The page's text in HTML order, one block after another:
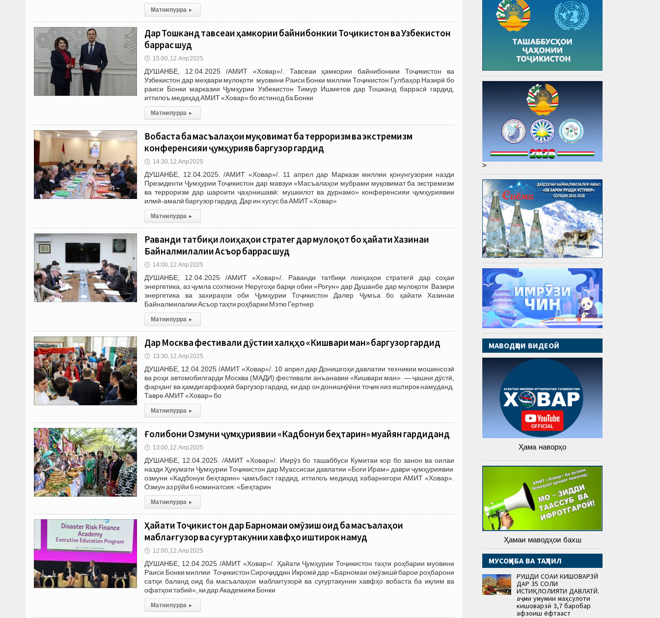
Матни пурра ▸
Дар Тошканд тавсеаи ҳамкории байнибонкии Тоҷикистон ва Узбекистон
баррасӣ шуд
🕔 15:00, 12.Апр 2025
ДУШАНБЕ, 12.04.2025 /АМИТ «Ховар»/. Тавсеаи ҳамкории байнибонкии Тоҷикистон ва
Узбекистон дар меҳвари мулоқоти муовини Раиси Бонки миллии Тоҷикистон Гулбаҳор Назирӣ бо
раиси Бонки марказии Ҷумҳурии Узбекистон Тимур Ишметов дар Тошканд баррасӣ гардид,
иттилоъ медиҳад АМИТ «Ховар» бо истинод ба Бонки
Матни пурра ▸
Вобаста ба масъалаҳои муқовимат ба терроризм ва экстремизм
конференсияи ҷумҳуриявӣ баргузор гардид
🕔 14:30, 12.Апр 2025
ДУШАНБЕ, 12.04.2025. /АМИТ «Ховар»/. 11 апрел дар Маркази миллии қонунгузории назди
Президенти Ҷумҳурии Тоҷикистон дар мавзуи «Масъалаҳои мубрами муқовимат ба экстремизм
ва терроризм дар шароити ҷаҳонишавӣ: мушкилот ва дурнамо» конференсияи ҷумҳуриявии
илмӣ-амалӣ баргузор гардид. Дар ин хусус ба АМИТ «Ховар»
Матни пурра ▸
Раванди татбиқи лоиҳаҳои стратегӣ дар мулоқот бо ҳайати Хазинаи
Байналмилалии Асъор баррасӣ шуд
🕔 14:00, 12.Апр 2025
ДУШАНБЕ, 12.04.2025 /АМИТ «Ховар»/. Раванди татбиқи лоиҳаҳои стратегӣ дар соҳаи
энергетика, аз ҷумла сохтмони Неругоҳи барқи обии «Роғун» дар Душанбе дар мулоқоти Вазири
энергетика ва захираҳои оби Ҷумҳурии Тоҷикистон Далер Ҷумъа бо ҳайати Хазинаи
Байналмилалии Асъор таҳти роҳбарии Мэтю Гертнер
Матни пурра ▸
Дар Москва фестивали дӯстии халқҳо «Кишвари ман» баргузор гардид
🕔 13:30, 12.Апр 2025
ДУШАНБЕ, 12.04.2025 /АМИТ «Ховар»/. 10 апрел дар Донишгоҳи давлатии техникии мошинсозӣ
ва роҳи автомобилгарди Москва (МАДИ) фестивали анъанавии «Кишвари ман» — ҷашни дӯстӣ,
фарҳанг ва ҳамдигарфаҳмӣ баргузор гардид, ки дар он донишҷӯёни тоҷик низ иштирок намуданд.
Тавре АМИТ «Ховар» бо
Матни пурра ▸
Ғолибони Озмуни ҷумҳуриявии «Кадбонуи беҳтарин» муайян гардиданд
🕔 13:00, 12.Апр 2025
ДУШАНБЕ, 12.04.2025. /АМИТ «Ховар»/. Имрӯз бо ташаббуси Кумитаи кор бо занон ва оилаи
назди Ҳукумати Ҷумҳурии Тоҷикистон дар Муассисаи давлатии «Боғи Ирам» даври ҷумҳуриявии
озмуни «Кадбонуи беҳтарин» ҷамъбаст гардид, иттилоъ медиҳад хабарнигори АМИТ «Ховар».
Озмун аз рӯйи 6 номинатсия: «Беҳтарин
Матни пурра ▸
Ҳайати Тоҷикистон дар Барномаи омӯзишӣ оид ба масъалаҳои
маблағгузорӣ ва суғуртакунии хавфҳо иштирок намуд
🕔 12:00, 12.Апр 2025
ДУШАНБЕ, 12.04.2025 /АМИТ «Ховар»/. Ҳайати Ҷумҳурии Тоҷикистон таҳти роҳбарии муовини
Раиси Бонки миллии Тоҷикистон Сироҷиддин Икромӣ дар «Барномаи омӯзишӣ барои роҳбарони
сатҳи баланд оид ба масъалаҳои маблағгузорӣ ва суғуртакунии хавфҳо вобаста ба иқлим ва
офатҳои табиӣ», ки дар Академияи Бонки
Матни пурра ▸
>
МАВОДҲОИ ВИДЕОӢ
Ҳама наворҳо
Ҳамаи маводҳои бахш
МУСОҲИБА ВА ТАҲЛИЛ
РУШДИ СОҲАИ КИШОВАРЗӢ
ДАР 35 СОЛИ
ИСТИҚЛОЛИЯТИ ДАВЛАТӢ.
Ҳаҷми умумии маҳсулоти
кишоварзӣ 3,7 баробар
афзоиш ёфтааст